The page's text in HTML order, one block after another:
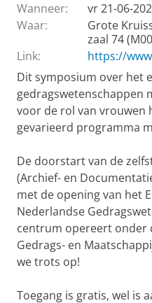
Wanneer:
vr 21-06-
Waar:
Grote
zaal 74
Link:
https://
Dit symposium over het
gedragswetenschappen
voor de rol van vrouwen
gevarieerd programma
De doorstart van de
(Archief- en
met de opening van het
Nederlandse
centrum opereert onder
Gedrags- en
we trots op!
Toegang is gratis, wel is